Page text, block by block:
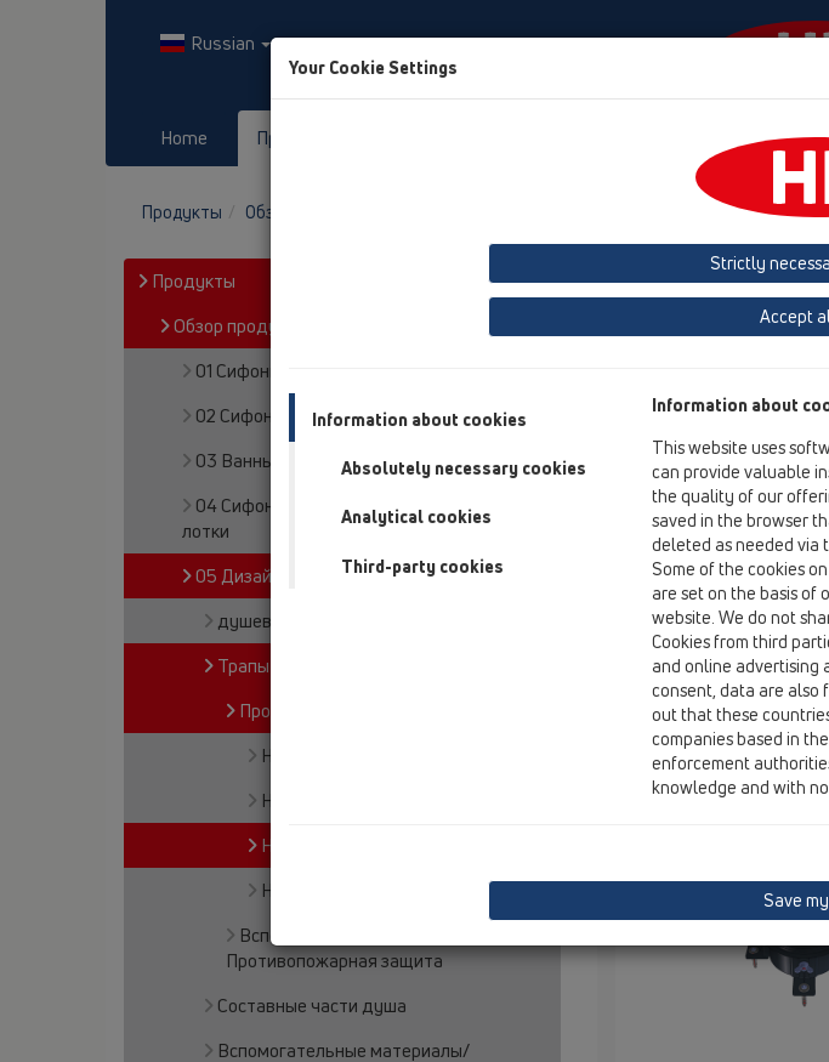
Russian
Home Продукты Фирма
Продукты Обзор продукта Трапы для внутренних
Продукты
Обзор продукта
01 Сифоны для моек
02 Сифоны для умывальников
03 Ванны
04 Сифоны для душевых кабин/Душевые
лотки
05 Дизайн-душевые
душевой лоток
Трапы для внутренних помещений
Продукты
HL510NC
HL540
HL541
HL542Prblue
Вспомогательные материалы/
Противопожарная защита
Составные части душа
Вспомогательные материалы/
Обзор продукта
05 Дизайн-душевые
Продукты
HL541
HL541Q
HL541Q
Душевой
дизайн-
Your Cookie Settings
Strictly
Accept
Information about cookies
Absolutely necessary cookies
Analytical cookies
Third-party cookies
Information about
This website uses
can provide valuable
the quality of our
saved in the browser
deleted as needed via
Some of the cookies
are set on the basis
website. We do not
Cookies from third
and online advertising
consent, data are also
out that these
companies based in
enforcement
knowledge and with
Save